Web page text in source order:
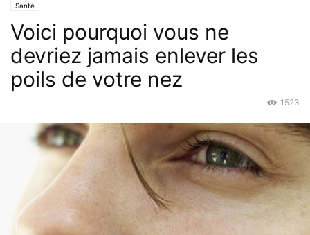
Santé
Voici pourquoi vous ne
devriez jamais enlever les
poils de votre nez
1523